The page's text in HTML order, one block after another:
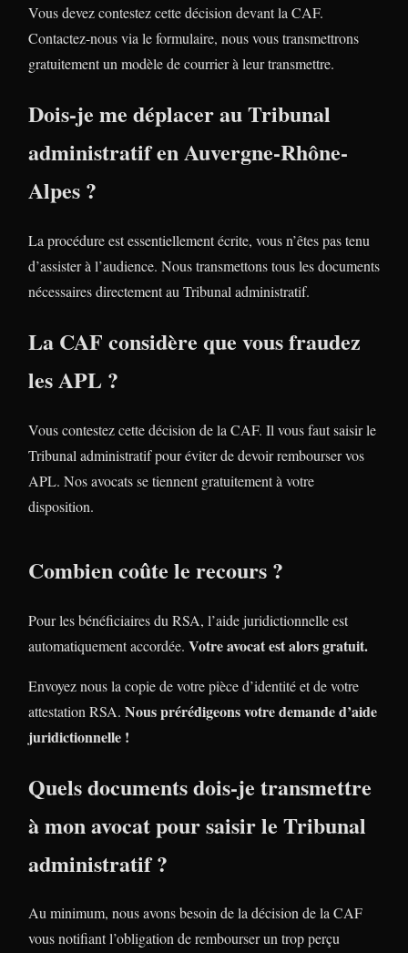
Vous devez contestez cette décision devant la CAF.
Contactez-nous via le formulaire, nous vous transmettrons
gratuitement un modèle de courrier à leur transmettre.
Dois-je me déplacer au Tribunal
administratif en Auvergne-Rhône-
Alpes ?
La procédure est essentiellement écrite, vous n’êtes pas tenu
d’assister à l’audience. Nous transmettons tous les documents
nécessaires directement au Tribunal administratif.
La CAF considère que vous fraudez
les APL ?
Vous contestez cette décision de la CAF. Il vous faut saisir le
Tribunal administratif pour éviter de devoir rembourser vos
APL. Nos avocats se tiennent gratuitement à votre
disposition.
Combien coûte le recours ?
Pour les bénéficiaires du RSA, l’aide juridictionnelle est
automatiquement accordée. Votre avocat est alors gratuit.
Envoyez nous la copie de votre pièce d’identité et de votre
attestation RSA. Nous prérédigeons votre demande d’aide
juridictionnelle !
Quels documents dois-je transmettre
à mon avocat pour saisir le Tribunal
administratif ?
Au minimum, nous avons besoin de la décision de la CAF
vous notifiant l’obligation de rembourser un trop perçu